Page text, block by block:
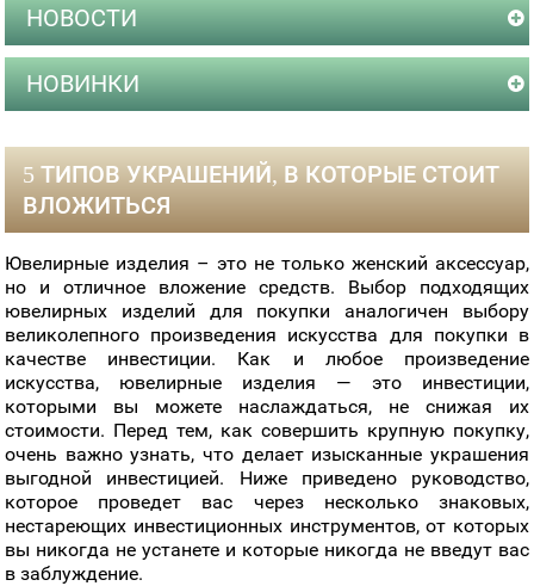
НОВОСТИ
НОВИНКИ
5 ТИПОВ УКРАШЕНИЙ, В КОТОРЫЕ СТОИТ
ВЛОЖИТЬСЯ
Ювелирные изделия – это не только женский аксессуар,
но и отличное вложение средств. Выбор подходящих
ювелирных изделий для покупки аналогичен выбору
великолепного произведения искусства для покупки в
качестве инвестиции. Как и любое произведение
искусства, ювелирные изделия — это инвестиции,
которыми вы можете наслаждаться, не снижая их
стоимости. Перед тем, как совершить крупную покупку,
очень важно узнать, что делает изысканные украшения
выгодной инвестицией. Ниже приведено руководство,
которое проведет вас через несколько знаковых,
нестареющих инвестиционных инструментов, от которых
вы никогда не устанете и которые никогда не введут вас
в заблуждение.